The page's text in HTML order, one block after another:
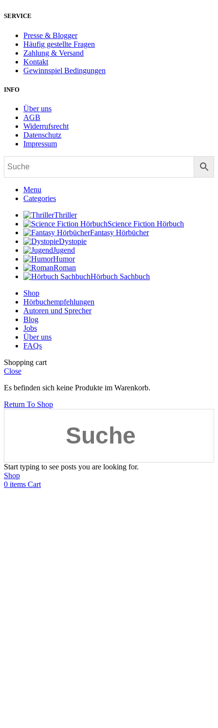
SERVICE
Presse & Blogger
Häufig gestellte Fragen
Zahlung & Versand
Kontakt
Gewinnspiel Bedingungen
INFO
Über uns
AGB
Widerrufsrecht
Datenschutz
Impressum
Menu
Categories
Thriller
Science Fiction Hörbuch
Fantasy Hörbücher
Dystopie
Jugend
Humor
Roman
Hörbuch Sachbuch
Shop
Hörbuchempfehlungen
Autoren und Sprecher
Blog
Jobs
Über uns
FAQs
Shopping cart
Close
Es befinden sich keine Produkte im Warenkorb.
Return To Shop
Start typing to see posts you are looking for.
Shop
0 items Cart